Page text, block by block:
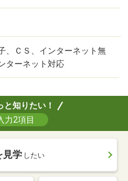
、ＣＳ、インターネット無
ターネット対応
と知りたい！
力2項目
見学 したい